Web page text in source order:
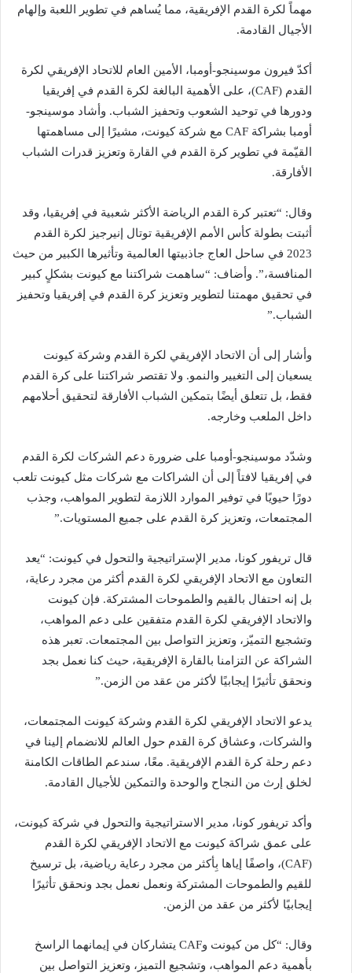
مهماً لكرة القدم الإفريقية، مما يُساهم في تطوير اللعبة وإلهام
الأجيال القادمة.
أكدّ فيرون موسينجو-أومبا، الأمين العام للاتحاد الإفريقي لكرة
القدم (CAF)، على الأهمية البالغة لكرة القدم في إفريقيا
ودورها في توحيد الشعوب وتحفيز الشباب. وأشاد موسينجو-
أومبا بشراكة CAF مع شركة كيونت، مشيرًا إلى مساهمتها
القيّمة في تطوير كرة القدم في القارة وتعزيز قدرات الشباب
الأفارقة.
وقال: “تعتبر كرة القدم الرياضة الأكثر شعبية في إفريقيا، وقد
أثبتت بطولة كأس الأمم الإفريقية توتال إنيرجيز لكرة القدم
2023 في ساحل العاج جاذبيتها العالمية وتأثيرها الكبير من حيث
المنافسة،”. وأضاف: “ساهمت شراكتنا مع كيونت بشكلٍ كبير
في تحقيق مهمتنا لتطوير وتعزيز كرة القدم في إفريقيا وتحفيز
الشباب.”
وأشار إلى أن الاتحاد الإفريقي لكرة القدم وشركة كيونت
يسعيان إلى التغيير والنمو. ولا تقتصر شراكتنا على كرة القدم
فقط، بل تتعلق أيضًا بتمكين الشباب الأفارقة لتحقيق أحلامهم
داخل الملعب وخارجه.
وشدّد موسينجو-أومبا على ضرورة دعم الشركات لكرة القدم
في إفريقيا لافتاً إلى أن الشراكات مع شركات مثل كيونت تلعب
دورًا حيويًا في توفير الموارد اللازمة لتطوير المواهب، وجذب
المجتمعات، وتعزيز كرة القدم على جميع المستويات.”
قال تريفور كونا، مدير الإستراتيجية والتحول في كيونت: “يعد
التعاون مع الاتحاد الإفريقي لكرة القدم أكثر من مجرد رعاية،
بل إنه احتفال بالقيم والطموحات المشتركة. فإن كيونت
والاتحاد الإفريقي لكرة القدم متفقين على دعم المواهب،
وتشجيع التميّز، وتعزيز التواصل بين المجتمعات. تعبر هذه
الشراكة عن التزامنا بالقارة الإفريقية، حيث كنا نعمل بجد
ونحقق تأثيرًا إيجابيًا لأكثر من عقد من الزمن.”
يدعو الاتحاد الإفريقي لكرة القدم وشركة كيونت المجتمعات،
والشركات، وعشاق كرة القدم حول العالم للانضمام إلينا في
دعم رحلة كرة القدم الإفريقية. معًا، سندعم الطاقات الكامنة
لخلق إرث من النجاح والوحدة والتمكين للأجيال القادمة.
وأكد تريفور كونا، مدير الاستراتيجية والتحول في شركة كيونت،
على عمق شراكة كيونت مع الاتحاد الإفريقي لكرة القدم
(CAF)، واصفًا إياها بِأكثر من مجرد رعاية رياضية، بل ترسيخ
للقيم والطموحات المشتركة ونعمل نعمل بجد ونحقق تأثيرًا
إيجابيًا لأكثر من عقد من الزمن.
وقال: “كل من كيونت وCAF يتشاركان في إيمانهما الراسخ
بأهمية دعم المواهب، وتشجيع التميز، وتعزيز التواصل بين